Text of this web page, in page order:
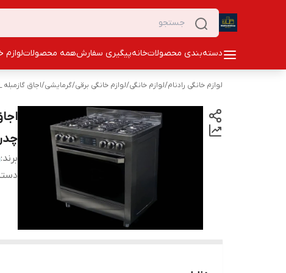
دسته‌بندی محصولاتخانهپیگیری سفارشهمه محصولاتلوازم
لوازم خانگی رادنام/لوازم خانگی/لوازم خانگی برقی/گرمایشی/اجاق گازمبله
برند: